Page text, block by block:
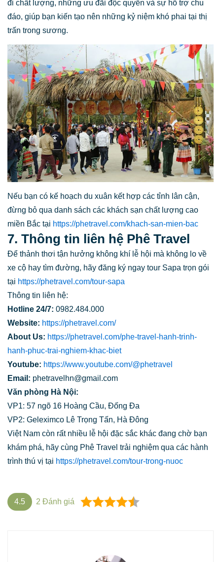
đi chất lượng, những ưu đãi độc quyền và sự hỗ trợ chu
đáo, giúp bạn kiến tạo nên những kỷ niệm khó phai tại thị
trấn trong sương.
Nếu bạn có kế hoạch du xuân kết hợp các tỉnh lân cận,
đừng bỏ qua danh sách các khách sạn chất lượng cao
miền Bắc tại https://phetravel.com/khach-san-mien-bac
7. Thông tin liên hệ Phê Travel
Để thảnh thơi tận hưởng không khí lễ hội mà không lo về
xe cộ hay tìm đường, hãy đăng ký ngay tour Sapa trọn gói
tại https://phetravel.com/tour-sapa
Thông tin liên hệ:
Hotline 24/7: 0982.484.000
Website: https://phetravel.com/
About Us: https://phetravel.com/phe-travel-hanh-trinh-
hanh-phuc-trai-nghiem-khac-biet
Youtube: https://www.youtube.com/@phetravel
Email: phetravelhn@gmail.com
Văn phòng Hà Nội:
VP1: 57 ngõ 16 Hoàng Cầu, Đống Đa
VP2: Geleximco Lê Trọng Tấn, Hà Đông
Việt Nam còn rất nhiều lễ hội đặc sắc khác đang chờ bạn
khám phá, hãy cùng Phê Travel trải nghiệm qua các hành
trình thú vị tại https://phetravel.com/tour-trong-nuoc
4.5 2 Đánh giá